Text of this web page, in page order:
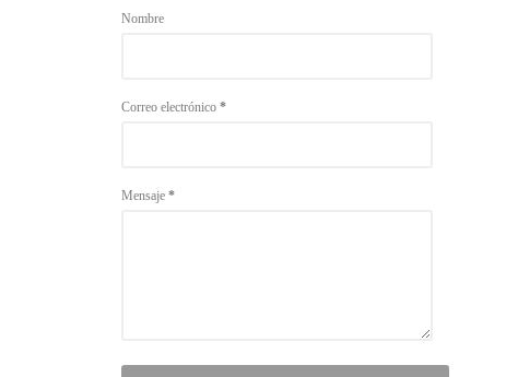
Nombre
Correo electrónico *
Mensaje *